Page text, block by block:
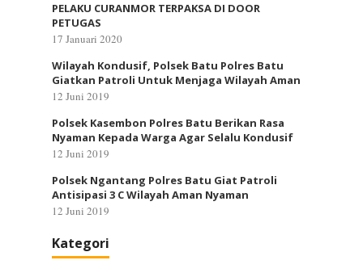
PELAKU CURANMOR TERPAKSA DI DOOR
PETUGAS
17 Januari 2020
Wilayah Kondusif, Polsek Batu Polres Batu
Giatkan Patroli Untuk Menjaga Wilayah Aman
12 Juni 2019
Polsek Kasembon Polres Batu Berikan Rasa
Nyaman Kepada Warga Agar Selalu Kondusif
12 Juni 2019
Polsek Ngantang Polres Batu Giat Patroli
Antisipasi 3 C Wilayah Aman Nyaman
12 Juni 2019
Kategori